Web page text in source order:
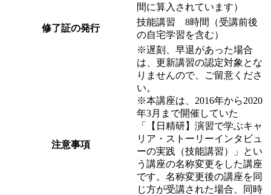
間に算入されています）
修了証の発行
技能講習 8時間（受講前後
の自宅学習を含む）
注意事項
※遅刻、早退があった場合
は、更新講習の認定対象とな
りませんので、ご留意くださ
い。
※本講座は、2016年から2020
年3月まで開催していた
「【日精研】演習で学ぶキャ
リア・ストーリーインタビュ
ーの実践（技能講習）」とい
う講座の名称変更をした講座
です。名称変更後の講座を同
じ方が受講された場合、同時